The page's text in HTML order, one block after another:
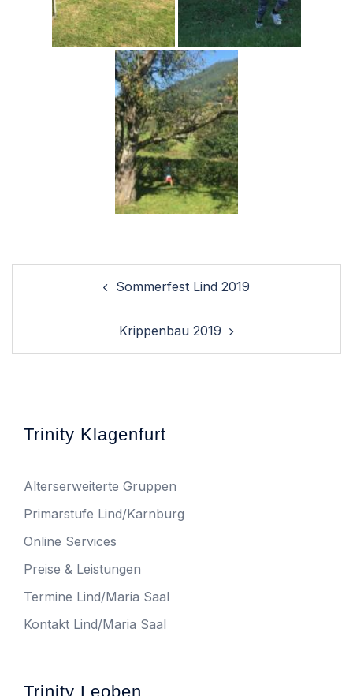
Sommerfest Lind 2019
Krippenbau 2019
Trinity Klagenfurt
Alterserweiterte Gruppen
Primarstufe Lind/Karnburg
Online Services
Preise & Leistungen
Termine Lind/Maria Saal
Kontakt Lind/Maria Saal
Trinity Leoben